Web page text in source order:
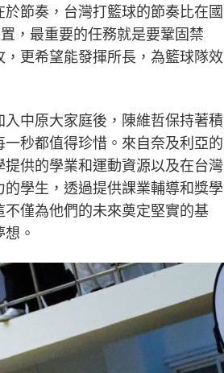
節奏，台灣打籃球的節奏比在國
，最重要的任務就是要鞏固禁
更希望能發揮所長，為籃球隊效
中原大家庭後，陳維哲保持著積
秒都值得珍惜。來自奈及利亞的
供的學業和運動資源以及在台灣
學生，透過提供課業輔導和獎學
僅為他們的未來奠定堅實的基
。